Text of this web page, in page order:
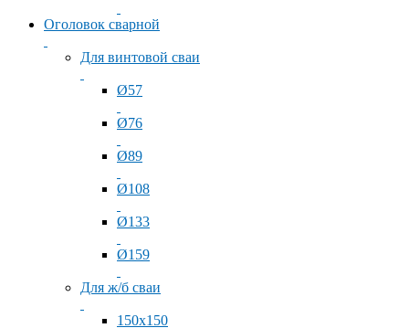
Оголовок сварной
Для винтовой сваи
Ø57
Ø76
Ø89
Ø108
Ø133
Ø159
Для ж/б сваи
150x150